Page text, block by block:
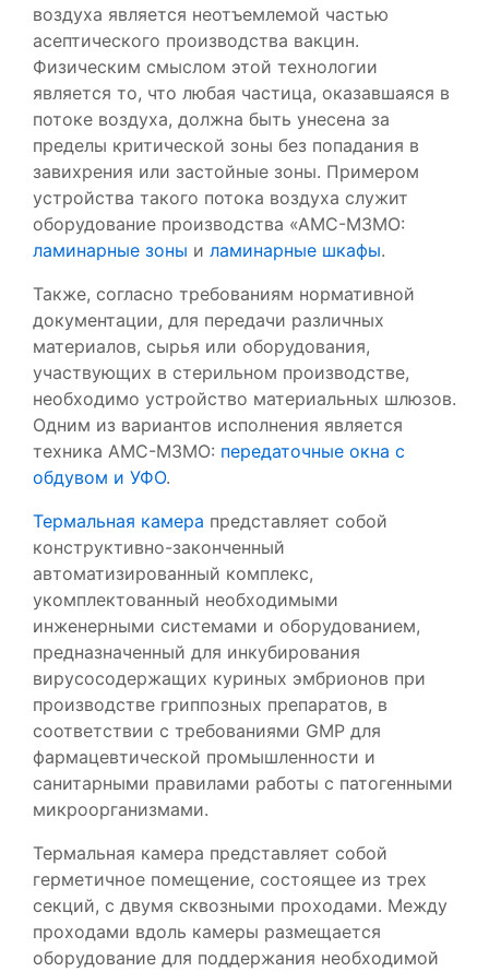
воздуха является неотъемлемой частью
асептического производства вакцин.
Физическим смыслом этой технологии
является то, что любая частица, оказавшаяся в
потоке воздуха, должна быть унесена за
пределы критической зоны без попадания в
завихрения или застойные зоны. Примером
устройства такого потока воздуха служит
оборудование производства «АМС-МЗМО:
ламинарные зоны и ламинарные шкафы.
Также, согласно требованиям нормативной
документации, для передачи различных
материалов, сырья или оборудования,
участвующих в стерильном производстве,
необходимо устройство материальных шлюзов.
Одним из вариантов исполнения является
техника АМС-МЗМО: передаточные окна с
обдувом и УФО.
Термальная камера представляет собой
конструктивно-законченный
автоматизированный комплекс,
укомплектованный необходимыми
инженерными системами и оборудованием,
предназначенный для инкубирования
вирусосодержащих куриных эмбрионов при
производстве гриппозных препаратов, в
соответствии с требованиями GMP для
фармацевтической промышленности и
санитарными правилами работы с патогенными
микроорганизмами.
Термальная камера представляет собой
герметичное помещение, состоящее из трех
секций, с двумя сквозными проходами. Между
проходами вдоль камеры размещается
оборудование для поддержания необходимой